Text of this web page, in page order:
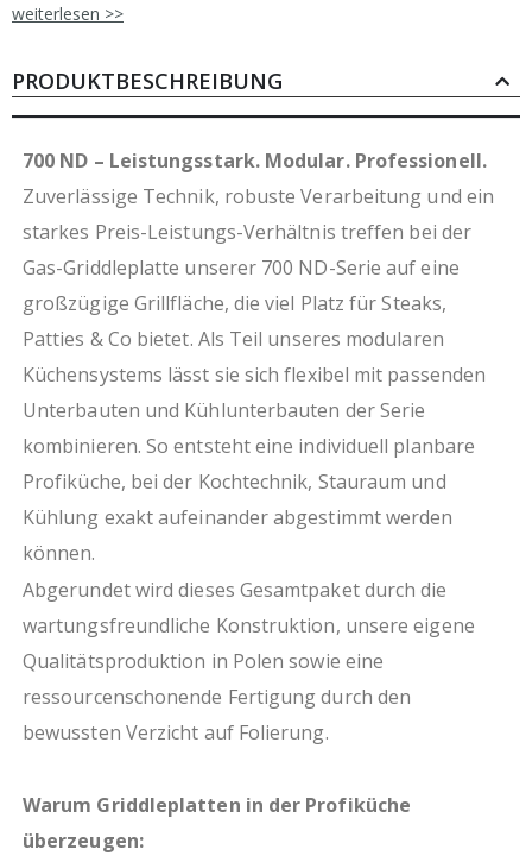
Oberfläche Grillfläche: gerillt
2 separat regelbare Grillzonen
Auffangrinne mit Ablassöffnung
Elektrozündung
Pilotflamme
lasergraviertes Bedienfeld
Sicherheitsthermostat über Frontblende bedienbar
dreiseitige Aufkantung
Nivellierfüße
Extras
kombinierbar mit passenden Kühlunterbauten und
Unterbauten der 700 ND-Serie
Gasart G20, umrüstbar auf G30
wartungsfreundliche Konstruktion
polnische Qualitätsproduktion,
ressourcenschonend durch Verzicht auf Folierung
Hinweis:
weiterlesen >>
PRODUKTBESCHREIBUNG
700 ND – Leistungsstark. Modular. Professionell.
Zuverlässige Technik, robuste Verarbeitung und ein
starkes Preis-Leistungs-Verhältnis treffen bei der
Gas-Griddleplatte unserer 700 ND-Serie auf eine
großzügige Grillfläche, die viel Platz für Steaks,
Patties & Co bietet. Als Teil unseres modularen
Küchensystems lässt sie sich flexibel mit passenden
Unterbauten und Kühlunterbauten der Serie
kombinieren. So entsteht eine individuell planbare
Profiküche, bei der Kochtechnik, Stauraum und
Kühlung exakt aufeinander abgestimmt werden
können.
Abgerundet wird dieses Gesamtpaket durch die
wartungsfreundliche Konstruktion, unsere eigene
Qualitätsproduktion in Polen sowie eine
ressourcenschonende Fertigung durch den
bewussten Verzicht auf Folierung.
Warum Griddleplatten in der Profiküche
überzeugen: